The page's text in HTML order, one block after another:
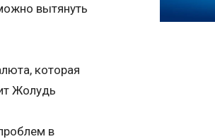
вытянуть
которая
Жолудь
в